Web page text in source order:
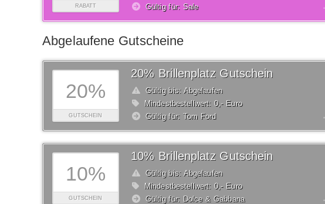
RABATT
Gültig für: Sale
Abgelaufene Gutscheine
20%
GUTSCHEIN
20% Brillenplatz Gutschein
Gültig bis: Abgelaufen
Mindestbestellwert: 0,- Euro
Gültig für: Tom Ford
10%
GUTSCHEIN
10% Brillenplatz Gutschein
Gültig bis: Abgelaufen
Mindestbestellwert: 0,- Euro
Gültig für: Dolce & Gabbana